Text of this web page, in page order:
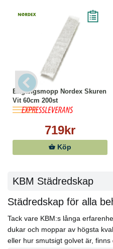
Engångsmopp Nordex Skuren
Vit 60cm 200st
719kr
Köp
KBM Städredskap
Städredskap för alla
Tack vare KBM:s långa
dukar och moppar av högsta
eller hur smutsigt golvet är,